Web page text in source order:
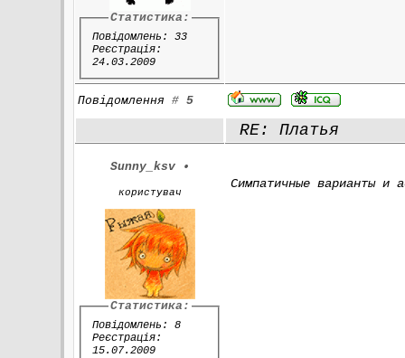
Статистика:
Повідомлень: 33
Реєстрація:
24.03.2009
Повідомлення#5
RE: Платья
Sunny_ksv •
користувач
Статистика:
Повідомлень: 8
Реєстрація:
15.07.2009
Симпатичные варианты и